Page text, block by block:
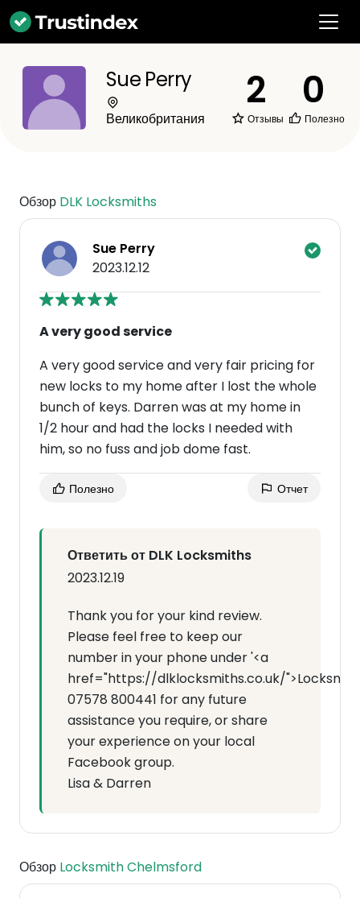
Sue Perry
Великобритания
2
Отзывы
0
Полезно
Обзор DLK Locksmiths
Sue Perry
2023.12.12
A very good service
A very good service and very fair pricing for
new locks to my home after I lost the whole
bunch of keys. Darren was at my home in
1/2 hour and had the locks I needed with
him, so no fuss and job dome fast.
Полезно Отчет
Ответить от DLK Locksmiths
2023.12.19
Thank you for your kind review.
Please feel free to keep our
number in your phone under '<a
href="https://dlklocksmiths.co.uk/
07578 800441 for any future
assistance you require, or share
your experience on your local
Facebook group.
Lisa & Darren
Обзор Locksmith Chelmsford